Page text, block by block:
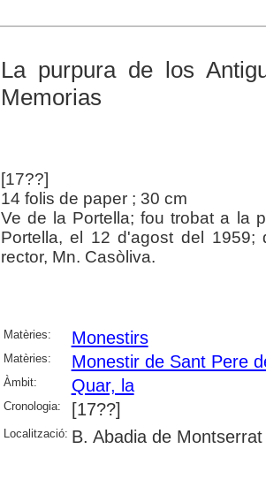
La purpura de los
Memorias
[17??]
14 folis de paper ; 30 cm
Ve de la Portella; fou trobat a la
Portella, el 12 d'agost del
rector, Mn. Casòliva.
Matèries: Monestirs
Matèries: Monestir de Sant Pere
Àmbit: Quar, la
Cronologia: [17??]
Localització: B. Abadia de Montserrat